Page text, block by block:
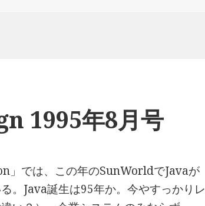
1995年8月号
」では、この年のSunWorldでJavaが
。Java誕生は95年か。今やすっかりレ